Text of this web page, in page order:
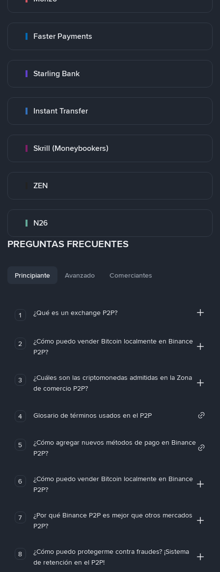
Faster Payments
Starling Bank
Instant Transfer
Skrill (Moneybookers)
ZEN
N26
PREGUNTAS FRECUENTES
Principiante Avanzado Comerciantes
1 ¿Qué es un exchange P2P?
2
¿Cómo puedo vender Bitcoin localmente en Binance
P2P?
3
¿Cuáles son las criptomonedas admitidas en la Zona
de comercio P2P?
4 Glosario de términos usados en el P2P
5
¿Cómo agregar nuevos métodos de pago en Binance
P2P?
6
¿Cómo puedo vender Bitcoin localmente en Binance
P2P?
7
¿Por qué Binance P2P es mejor que otros mercados
P2P?
8
¿Cómo puedo protegerme contra fraudes? ¡Sistema
de retención en el P2P!